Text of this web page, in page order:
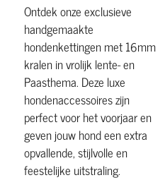
Ontdek onze exclusieve
handgemaakte
hondenkettingen met 16mm
kralen in vrolijk lente- en
Paasthema. Deze luxe
hondenaccessoires zijn
perfect voor het voorjaar en
geven jouw hond een extra
opvallende, stijlvolle en
feestelijke uitstraling.